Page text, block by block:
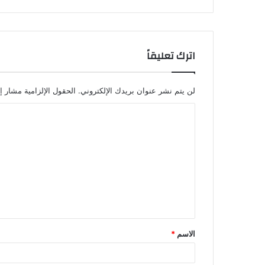
اترك تعليقاً
لن يتم نشر عنوان بريدك الإلكتروني. الحقول الإلزامية مشار
ق
*
الاسم *